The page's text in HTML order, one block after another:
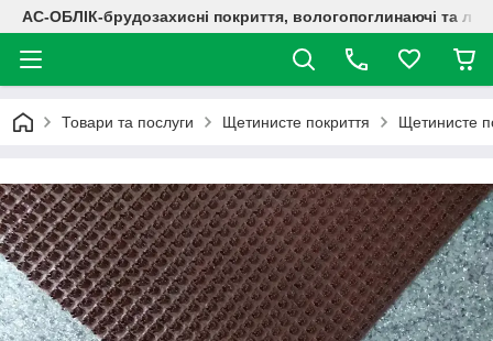
АС-ОБЛІК-брудозахисні покриття, вологопоглинаючі та
Товари та послуги Щетинисте покриття Щетинисте